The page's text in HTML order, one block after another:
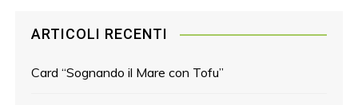
ARTICOLI RECENTI
Card “Sognando il Mare con Tofu”